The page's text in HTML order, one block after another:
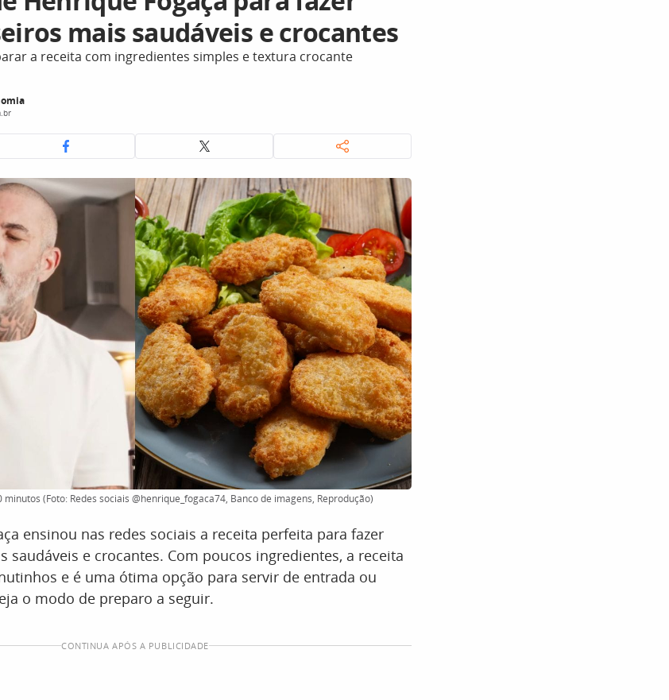
mais saudáveis e crocantes
a receita com ingredientes simples e textura crocante
(Foto: Redes sociais @henrique_fogaca74, Banco de imagens, Reprodução)
ensinou nas redes sociais a receita perfeita para fazer
saudáveis e crocantes. Com poucos ingredientes, a receita
e é uma ótima opção para servir de entrada ou
o modo de preparo a seguir.
CONTINUA APÓS A PUBLICIDADE